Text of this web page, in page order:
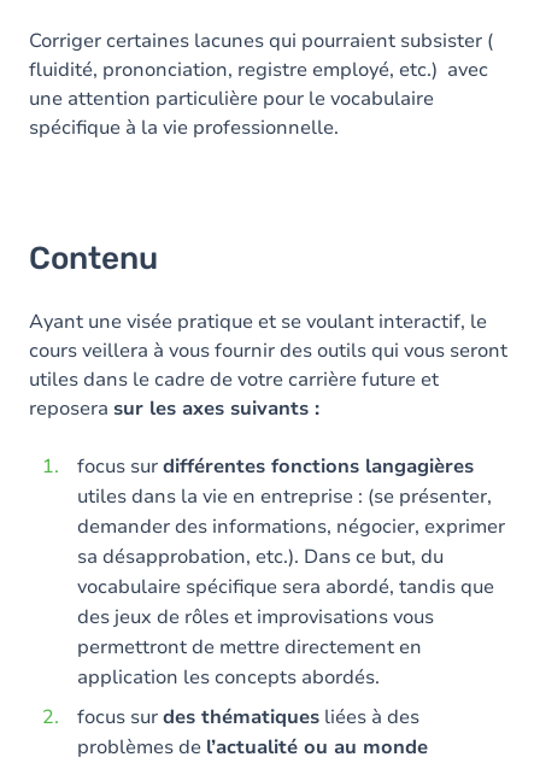
Corriger certaines lacunes qui pourraient subsister (
fluidité, prononciation, registre employé, etc.) avec
une attention particulière pour le vocabulaire
spécifique à la vie professionnelle.
Contenu
Ayant une visée pratique et se voulant interactif, le
cours veillera à vous fournir des outils qui vous seront
utiles dans le cadre de votre carrière future et
reposera sur les axes suivants :
focus surdifférentes fonctions langagières
utiles dans la vie en entreprise : (se présenter,
demander des informations, négocier, exprimer
sa désapprobation, etc.). Dans ce but, du
vocabulaire spécifique sera abordé, tandis que
des jeux de rôles et improvisations vous
permettront de mettre directement en
application les concepts abordés.
focus surdes thématiques liées à des
problèmes de l’actualité ou au monde